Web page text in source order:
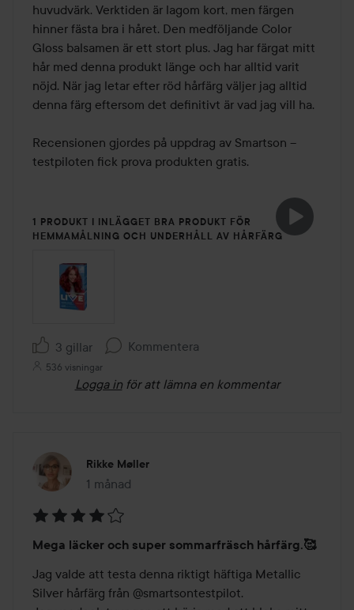
huvudvärk. Verktiden är lagom kort, men färgen
hinner fästa bra i håret. Den medföljande Color
Gloss balsamen är ett stort plus. Jag har färgat mitt
hår med denna produkt länge och har alltid varit
nöjd. När jag letar efter röd hårfärg väljer jag alltid
denna färg eftersom det definitivt är vad jag vill ha.
Recensionen gjordes på uppdrag av Smartson –
testpiloten fick prova produkten gratis.
1 PRODUKT I INLÄGGET BRA PRODUKT FÖR
HEMMAMÅLNING OCH UNDERHÅLL AV HÅRFÄRG
3 gillar Kommentera
536 visningar
Logga in för att lämna en kommentar
Rikke Møller
1 månad
Inlägget skapades 1 månad
4
av
5
Mega läcker och super sommarfräsch hårfärg.🥰
Jag valde att testa denna riktigt häftiga Metallic
Silver hårfärg från @smartsontestpilot.